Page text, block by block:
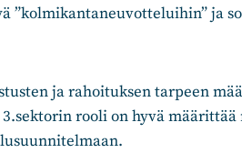
”kolmikantaneuvotteluihin” ja
ja rahoituksen tarpeen
rooli on hyvä määrittää